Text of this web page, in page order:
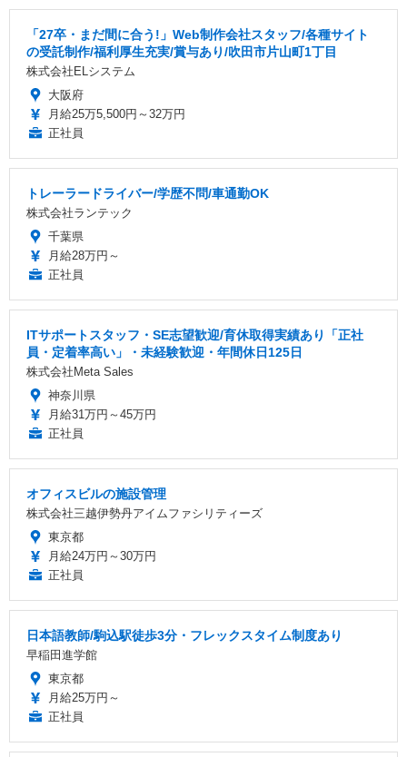
「27卒・まだ間に合う!」Web制作会社スタッフ/各種サイト
の受託制作/福利厚生充実/賞与あり/吹田市片山町1丁目
株式会社ELシステム
大阪府
月給25万5,500円～32万円
正社員
トレーラードライバー/学歴不問/車通勤OK
株式会社ランテック
千葉県
月給28万円～
正社員
ITサポートスタッフ・SE志望歓迎/育休取得実績あり「正社
員・定着率高い」・未経験歓迎・年間休日125日
株式会社Meta Sales
神奈川県
月給31万円～45万円
正社員
オフィスビルの施設管理
株式会社三越伊勢丹アイムファシリティーズ
東京都
月給24万円～30万円
正社員
日本語教師/駒込駅徒歩3分・フレックスタイム制度あり
早稲田進学館
東京都
月給25万円～
正社員